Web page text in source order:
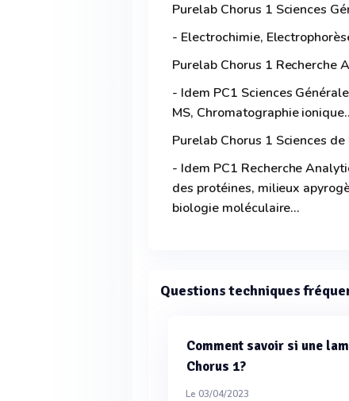
Purelab Chorus 1 Sciences
- Electrochimie,
Purelab Chorus 1 Recherche
- Idem PC1 Sciences
MS, Chromatographie
Purelab Chorus 1 Sciences
- Idem PC1 Recherche
des protéines, milieux
biologie moléculaire...
Questions techniques
Comment savoir si une
Chorus 1?
Le 03/04/2023